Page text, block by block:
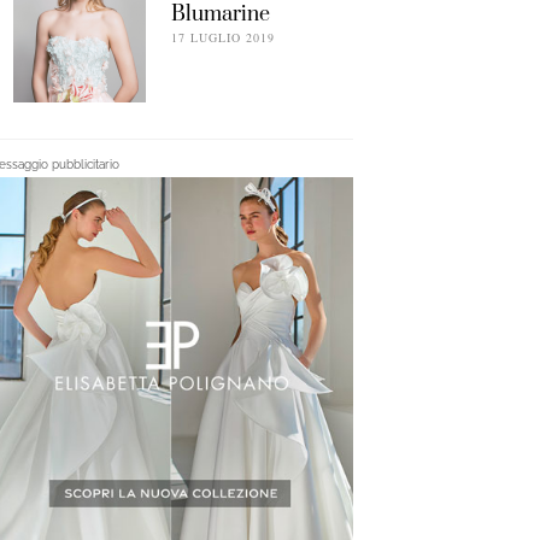
Blumarine
17 LUGLIO 2019
pubblicitario